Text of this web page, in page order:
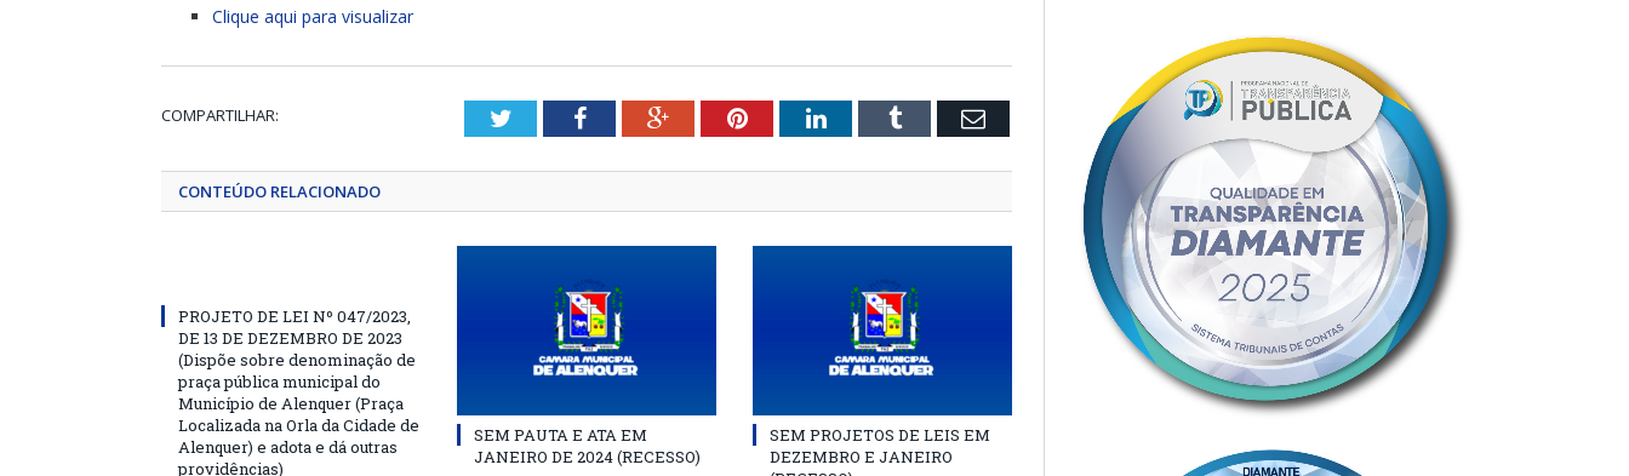
Clique aqui para visualizar
COMPARTILHAR: TwitterFacebookGoogle+PinterestLinkedInTumblr Email
CONTEÚDO RELACIONADO
PROJETO DE LEI Nº 047/2023,
DE 13 DE DEZEMBRO DE 2023
(Dispõe sobre denominação de
praça pública municipal do
Município de Alenquer (Praça
Localizada na Orla da Cidade de
Alenquer) e adota e dá outras
providências)
SEM PAUTA E ATA EM
JANEIRO DE 2024 (RECESSO)
SEM PROJETOS DE LEIS EM
DEZEMBRO E JANEIRO